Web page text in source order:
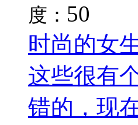
度： 50
时尚的女
这些很有
错的，现